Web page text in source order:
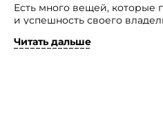
Есть много вещей, которые
и успешность своего
место, в этом списке
Читать дальше